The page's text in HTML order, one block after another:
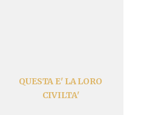
QUESTA E' LA LORO
CIVILTA'